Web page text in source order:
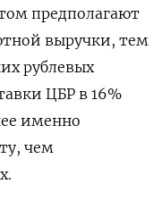
предполагают
выручки, тем
рублевых
ЦБР в 16%
именно
чем